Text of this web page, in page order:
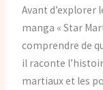
Avant d’explorer
manga « Star
comprendre de
il raconte
martiaux et les